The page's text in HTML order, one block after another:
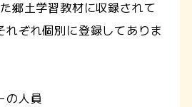
郷土学習教材に収録されて
れぞれ個別に登録してありま
の人員